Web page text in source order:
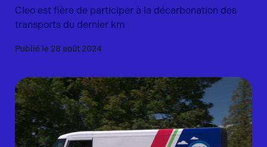
Cleo est fière de participer à la décarbonation des
transports du dernier km
Publié le 28 août 2024